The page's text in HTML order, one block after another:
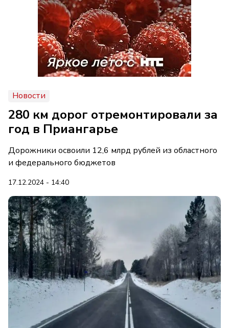
Новости
280 км дорог отремонтировали за
год в Приангарье
Дорожники освоили 12,6 млрд рублей из областного
и федерального бюджетов
17.12.2024 - 14:40